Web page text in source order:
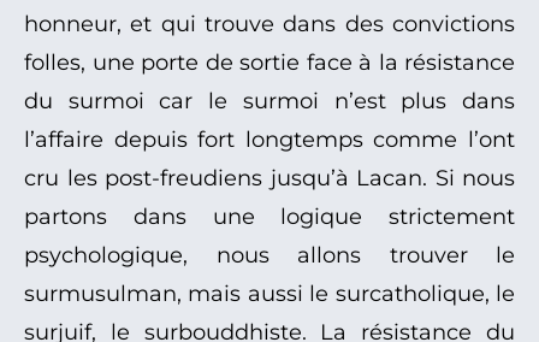
honneur, et qui trouve dans des convictions
folles, une porte de sortie face à la résistance
du surmoi car le surmoi n’est plus dans
l’affaire depuis fort longtemps comme l’ont
cru les post-freudiens jusqu’à Lacan. Si nous
partons dans une logique strictement
psychologique, nous allons trouver le
surmusulman, mais aussi le surcatholique, le
surjuif, le surbouddhiste. La résistance du